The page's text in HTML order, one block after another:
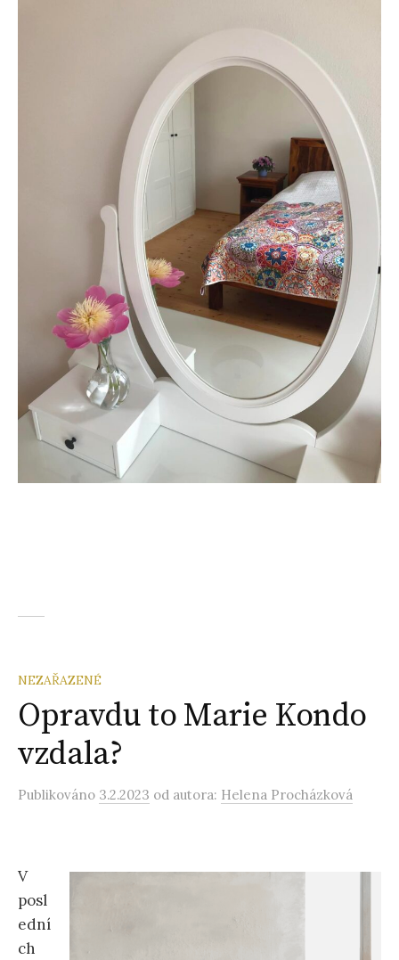
NEZAŘAZENÉ
Opravdu to Marie Kondo
vzdala?
Publikováno 3.2.2023 od autora: Helena Procházková
V
posl
ední
ch